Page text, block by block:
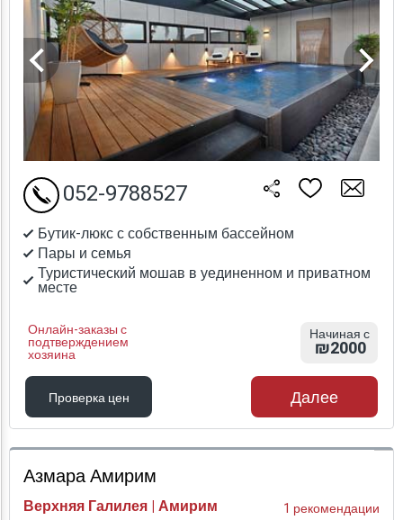
Бутик-люкс с собственным бассейном
Пары и семья
Туристический мошав в уединенном и приватном
месте
Онлайн-заказы с
подтверждением
хозяина
052-9788527
Начиная с
₪2000
Проверка цен
Проверка цен
Далее
Азмара Амирим
Верхняя Галилея | Амирим 1 рекомендации